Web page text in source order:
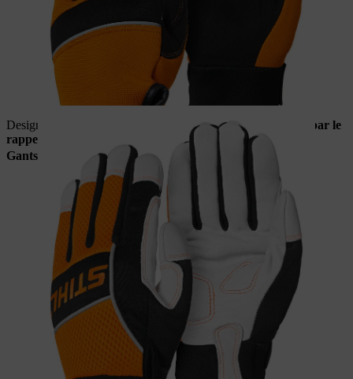
Design d'origine avec trois dos de doigts oranges.
Concerné par le
rappel.
Gants STIHL ADVANCE Ergo MS à partir du T2/2022